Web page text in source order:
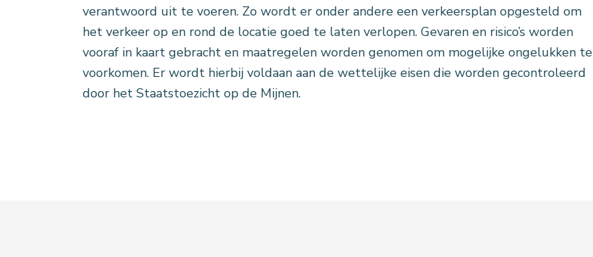
verantwoord uit te voeren. Zo wordt er onder andere een verkeersplan opgesteld om
het verkeer op en rond de locatie goed te laten verlopen. Gevaren en risico’s worden
vooraf in kaart gebracht en maatregelen worden genomen om mogelijke ongelukken te
voorkomen. Er wordt hierbij voldaan aan de wettelijke eisen die worden gecontroleerd
door het Staatstoezicht op de Mijnen.